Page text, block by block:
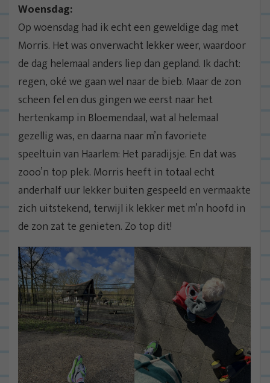
Woensdag:
Op woensdag had ik echt een geweldige dag met
Morris. Het was onverwacht lekker weer, waardoor
de dag helemaal anders liep dan gepland. Ik dacht:
regen, oké we gaan wel naar de bieb. Maar de zon
scheen fel en dus gingen we eerst naar het
hertenkamp in Bloemendaal, wat al helemaal
gezellig was, en daarna naar m’n favoriete
speeltuin van Haarlem: Het paradijsje. En dat was
zooo’n top plek. Morris heeft in totaal echt
anderhalf uur lekker buiten gespeeld en vermaakte
zich uitstekend, terwijl ik lekker met m’n hoofd in
de zon zat te genieten. Zo top dit!